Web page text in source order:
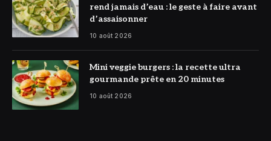
Du Chef
rend jamais d’eau : le geste à faire avant
d’assaisonner
10 août 2026
© DR
Mini veggie burgers : la recette ultra
gourmande prête en 20 minutes
10 août 2026